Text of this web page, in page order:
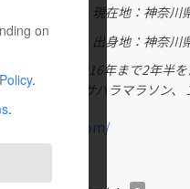
音楽
ット
ゲーム
性化
on
.
.
現在地：神奈川
出身国：日本
出身地：神奈川
■2013年〜2016年まで2年半
世界一過酷なサハラマラソン、
sekadai.com/